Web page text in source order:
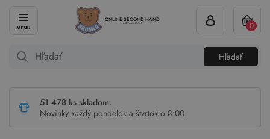
ONLINE SECOND HAND
od roku 2004
Hľadať
0
51 478 ks skladom.
Novinky každý pondelok a štvrtok o 8:00.